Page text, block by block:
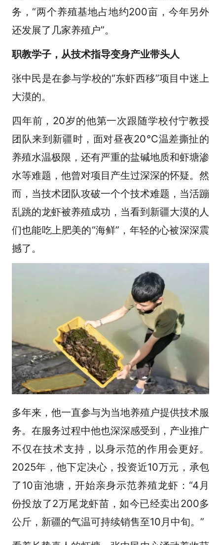
务，“两个养殖基地占地约200亩，今年另外
还发展了几家养殖户”。
职教学子，从技术指导变身产业带头人
张中民是在参与学校的“东虾西移”项目中迷上
大漠的。
四年前，20岁的他第一次跟随学校付宁教授
团队来到新疆时，面对昼夜20℃温差撕扯的
养殖水温极限，还有严重的盐碱地质和虾塘渗
水等难题，他曾对项目产生过深深的怀疑。然
而，当技术团队攻破一个个技术难题，当活蹦
乱跳的龙虾被养殖成功，当看到新疆大漠的人
们也能吃上肥美的“海鲜”，年轻的心被深深震
撼了。
多年来，他一直参与为当地养殖户提供技术服
务。在服务过程中他也深深感受到，产业推广
不仅在技术支持，以身示范的作用会更好。
2025年，他下定决心，投资近10万元，承包
了10亩池塘，开始亲身示范养殖龙虾：“4月
份投放了2万尾龙虾苗，如今已经卖出200多
公斤，新疆的气温可持续销售至10月中旬。”